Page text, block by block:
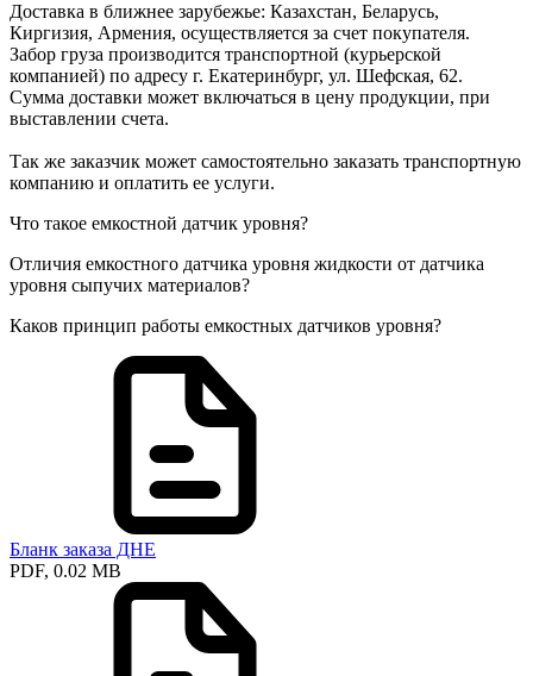
Доставка в ближнее зарубежье: Казахстан, Беларусь,
Киргизия, Армения, осуществляется за счет покупателя.
Забор груза производится транспортной (курьерской
компанией) по адресу г. Екатеринбург, ул. Шефская, 62.
Сумма доставки может включаться в цену продукции, при
выставлении счета.
Так же заказчик может самостоятельно заказать транспортную
компанию и оплатить ее услуги.
Что такое емкостной датчик уровня?
Отличия емкостного датчика уровня жидкости от датчика
уровня сыпучих материалов?
Каков принцип работы емкостных датчиков уровня?
Бланк заказа ДНЕ
PDF, 0.02 MB